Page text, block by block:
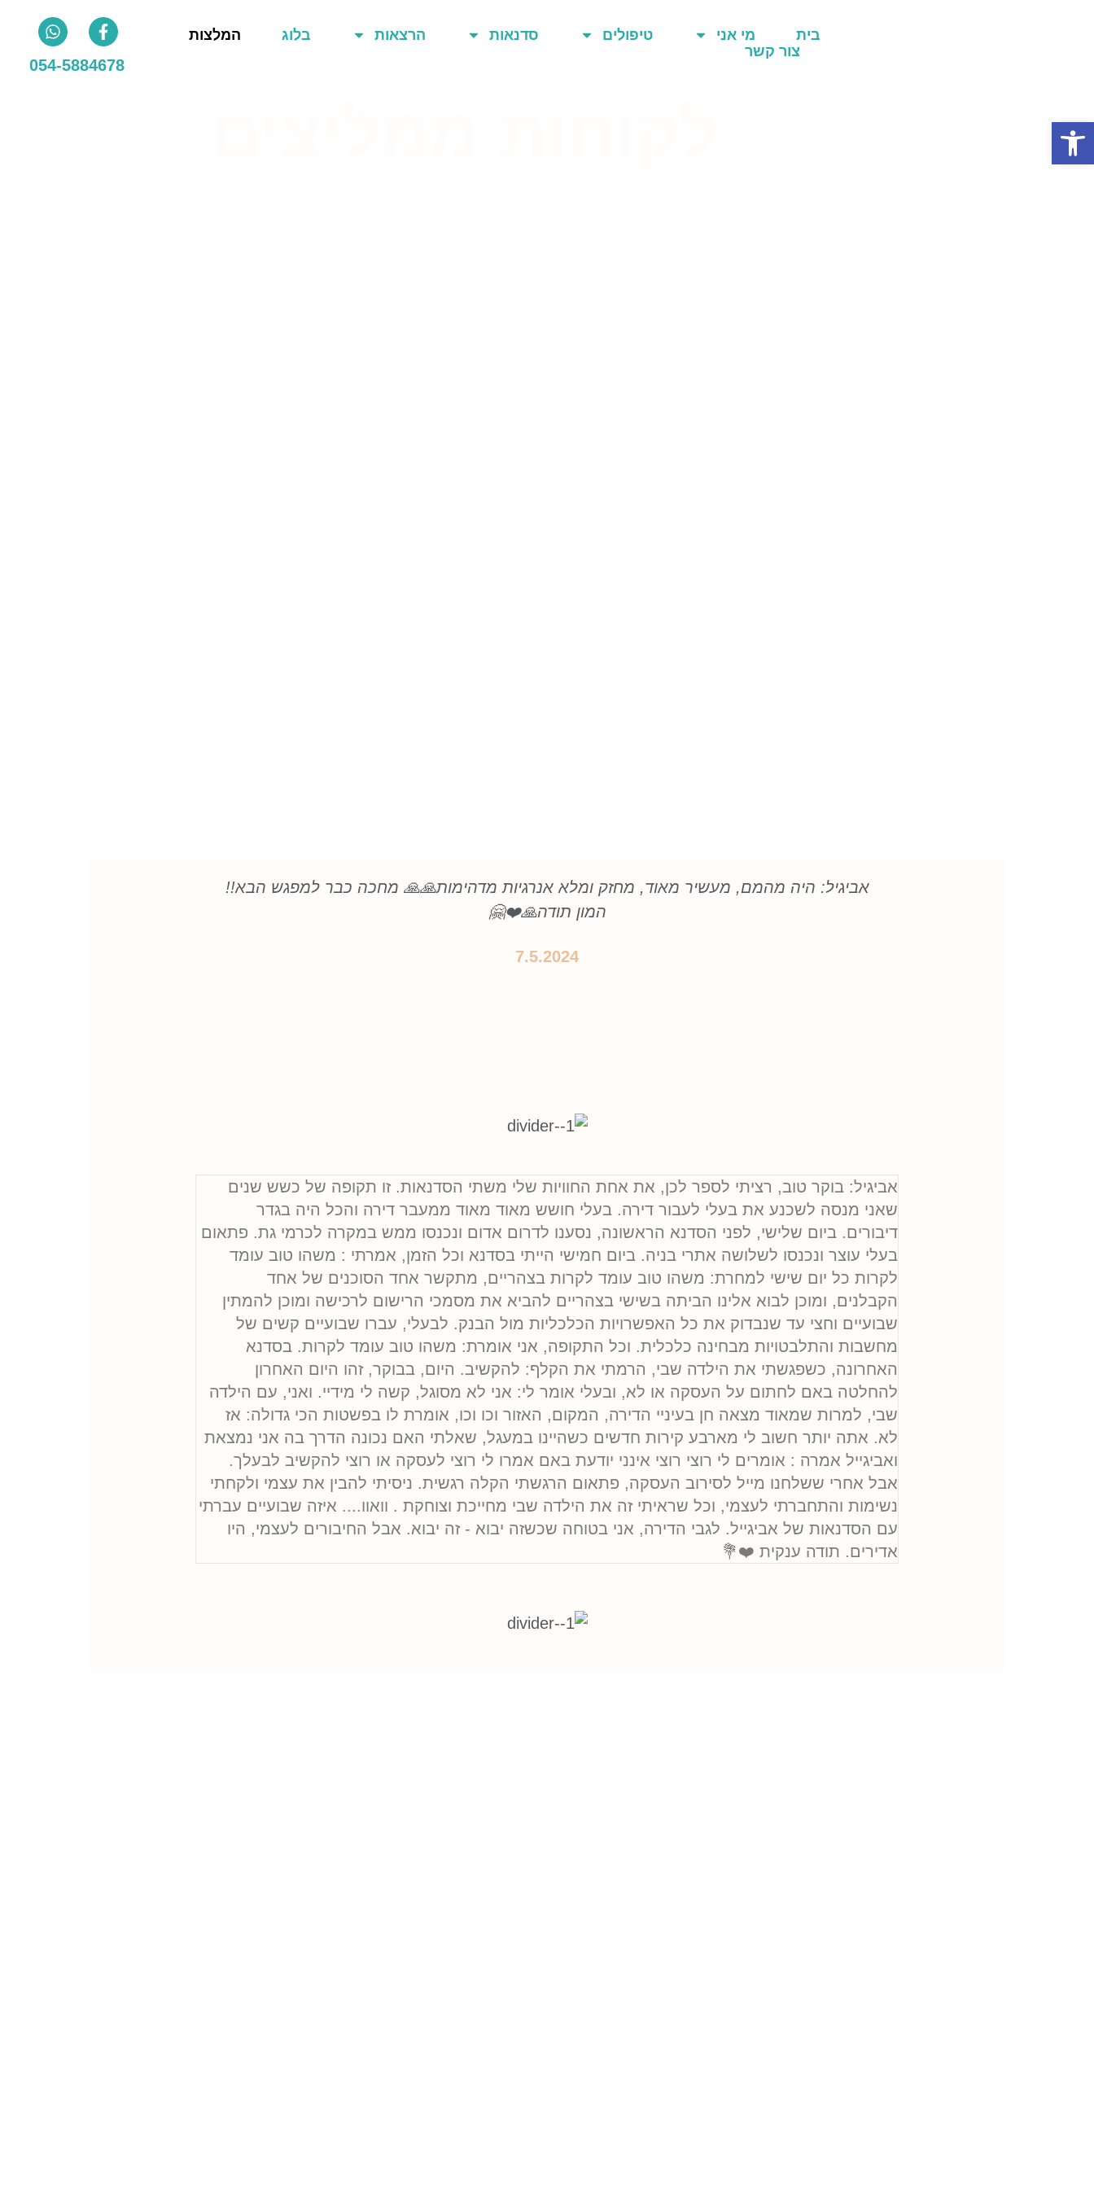
פתח סרגל נגישות
בית מי אני טיפולים סדנאות הרצאות בלוג
המלצות
צור קשר
054-5884678
אביגיל: היה מהמם, מעשיר מאוד, מחזק ומלא אנרגיות מדהימות🙏🙏 מחכה כבר למפגש הבא!!
המון תודה🙏❤️🤗
7.5.2024
אביגיל: בוקר טוב, רציתי לספר לכן, את אחת החוויות שלי משתי הסדנאות. זו תקופה של כשש שנים
שאני מנסה לשכנע את בעלי לעבור דירה. בעלי חושש מאוד מאוד ממעבר דירה והכל היה בגדר
דיבורים. ביום שלישי, לפני הסדנא הראשונה, נסענו לדרום אדום ונכנסו ממש במקרה לכרמי גת. פתאום
בעלי עוצר ונכנסו לשלושה אתרי בניה. ביום חמישי הייתי בסדנא וכל הזמן, אמרתי : משהו טוב עומד
לקרות כל יום שישי למחרת: משהו טוב עומד לקרות בצהריים, מתקשר אחד הסוכנים של אחד
הקבלנים, ומוכן לבוא אלינו הביתה בשישי בצהריים להביא את מסמכי הרישום לרכישה ומוכן להמתין
שבועיים וחצי עד שנבדוק את כל האפשרויות הכלכליות מול הבנק. לבעלי, עברו שבועיים קשים של
מחשבות והתלבטויות מבחינה כלכלית. וכל התקופה, אני אומרת: משהו טוב עומד לקרות. בסדנא
האחרונה, כשפגשתי את הילדה שבי, הרמתי את הקלף: להקשיב. היום, בבוקר, זהו היום האחרון
להחלטה באם לחתום על העסקה או לא, ובעלי אומר לי: אני לא מסוגל, קשה לי מידיי. ואני, עם הילדה
שבי, למרות שמאוד מצאה חן בעיניי הדירה, המקום, האזור וכו וכו, אומרת לו בפשטות הכי גדולה: אז
לא. אתה יותר חשוב לי מארבע קירות חדשים כשהיינו במעגל, שאלתי האם נכונה הדרך בה אני נמצאת
ואביגייל אמרה : אומרים לי רוצי רוצי אינני יודעת באם אמרו לי רוצי לעסקה או רוצי להקשיב לבעלך.
אבל אחרי ששלחנו מייל לסירוב העסקה, פתאום הרגשתי הקלה רגשית. ניסיתי להבין את עצמי ולקחתי
נשימות והתחברתי לעצמי, וכל שראיתי זה את הילדה שבי מחייכת וצוחקת . וואוו.... איזה שבועיים עברתי
עם הסדנאות של אביגייל. לגבי הדירה, אני בטוחה שכשזה יבוא - זה יבוא. אבל החיבורים לעצמי, היו
אדירים. תודה ענקית ❤️💐